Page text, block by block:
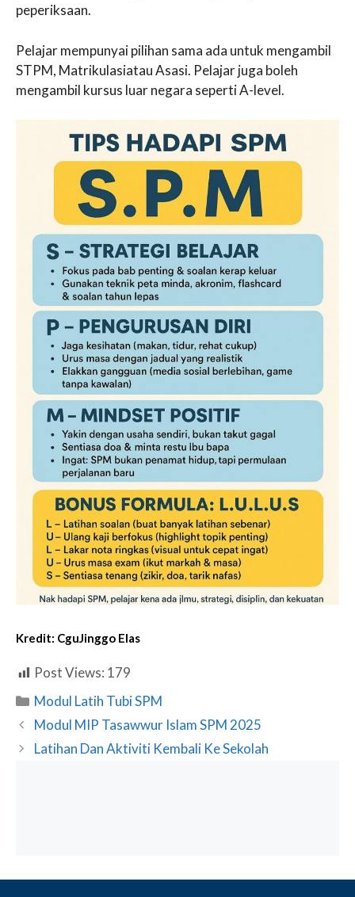
peperiksaan.
Pelajar mempunyai pilihan sama ada untuk mengambil
STPM, Matrikulasiatau Asasi. Pelajar juga boleh
mengambil kursus luar negara seperti A-level.
Kredit: CguJinggo Elas
Post Views: 179
Categories
Modul Latih Tubi SPM
Modul MIP Tasawwur Islam SPM 2025
Latihan Dan Aktiviti Kembali Ke Sekolah